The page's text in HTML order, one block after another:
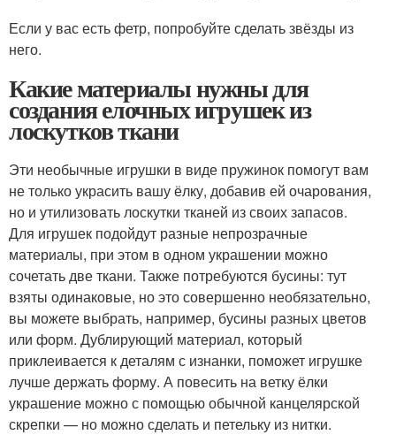
Если у вас есть фетр, попробуйте сделать звёзды из
него.
Какие материалы нужны для
создания елочных игрушек из
лоскутков ткани
Эти необычные игрушки в виде пружинок помогут вам
не только украсить вашу ёлку, добавив ей очарования,
но и утилизовать лоскутки тканей из своих запасов.
Для игрушек подойдут разные непрозрачные
материалы, при этом в одном украшении можно
сочетать две ткани. Также потребуются бусины: тут
взяты одинаковые, но это совершенно необязательно,
вы можете выбрать, например, бусины разных цветов
или форм. Дублирующий материал, который
приклеивается к деталям с изнанки, поможет игрушке
лучше держать форму. А повесить на ветку ёлки
украшение можно с помощью обычной канцелярской
скрепки — но можно сделать и петельку из нитки.